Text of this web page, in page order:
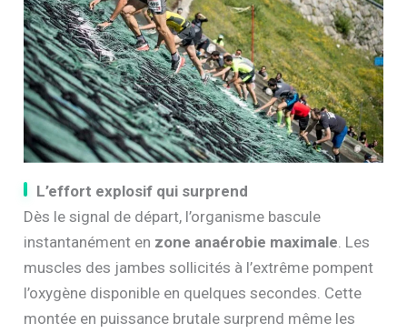
L’effort explosif qui surprend
Dès le signal de départ, l’organisme bascule
instantanément en zone anaérobie maximale . Les
muscles des jambes sollicités à l’extrême pompent
l’oxygène disponible en quelques secondes. Cette
montée en puissance brutale surprend même les